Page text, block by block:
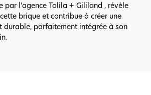
par l’agence Tolila + Gililand , révèle
brique et contribue à créer une
durable, parfaitement intégrée à son